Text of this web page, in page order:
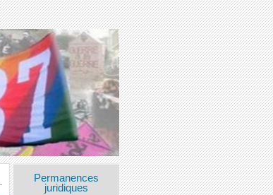
Permanences
juridiques